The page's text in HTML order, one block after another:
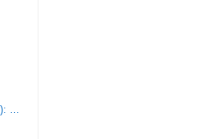
Der Paradiesjäger (Band 1): Für immer ausgestiegen